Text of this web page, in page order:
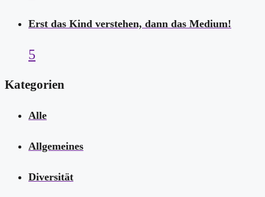
Erst das Kind verstehen, dann das Medium!
5
Kategorien
Alle
Allgemeines
Diversität